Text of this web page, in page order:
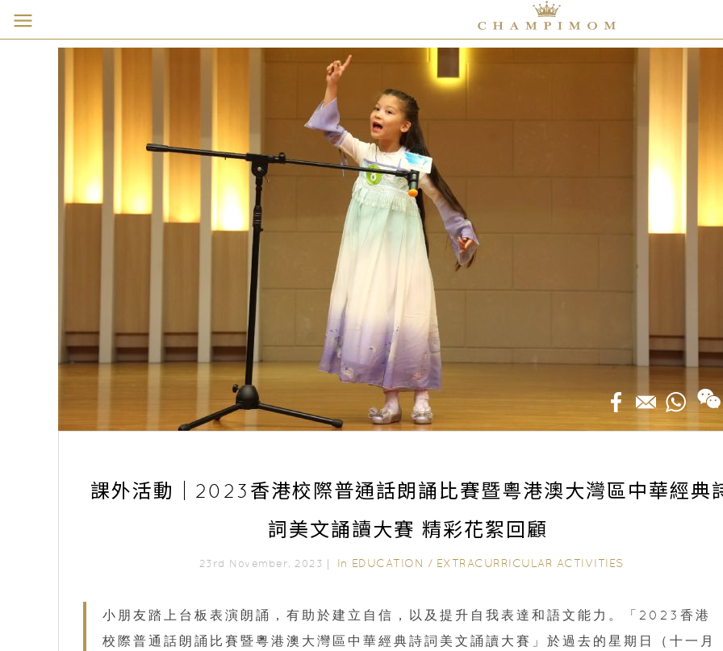
課外活動｜2023香港校際普通話朗誦比賽暨粵港澳大灣區中華經典
詞美文誦讀大賽 精彩花絮回顧
23rd November, 2023｜ In EDUCATION / EXTRACURRICULAR ACTIVITIES
小朋友踏上台板表演朗誦，有助於建立自信，以及提升自我表達和語文能力。「2023香港
校際普通話朗誦比賽暨粵港澳大灣區中華經典詩詞美文誦讀大賽」於過去的星期日（十一月